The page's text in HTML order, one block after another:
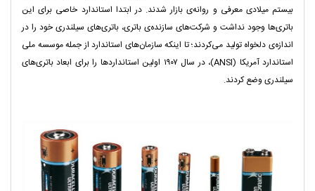
بیستم میلادی معرفی و روانه‌ی بازار شدند. در ابتدا استاندارد خاصی برای این
باتری‌ها وجود نداشت و شرکت‌های سازنده‌ی باتری، باتری‌های سیلندری خود را در
اندازه‌ی دلخواه تولید می‌کردند؛ تا اینکه سازمان‌های استاندارد از جمله موسسه ملی
استاندارد آمریکا (ANSI)، در سال ۱۹۰۷ اولین استانداردها را برای ابعاد باتری‌های
سیلندری وضع کردند.